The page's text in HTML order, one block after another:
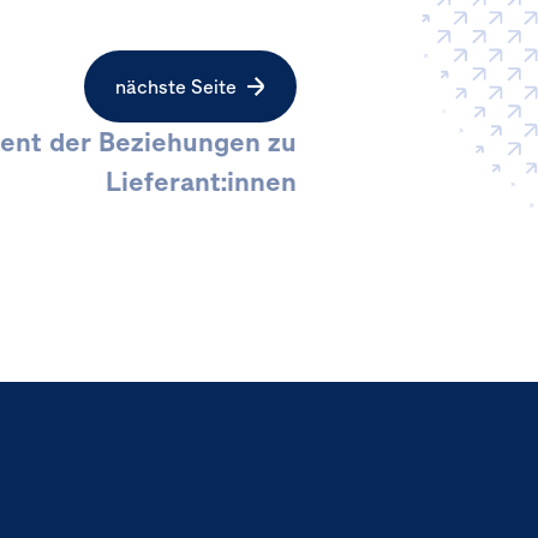
nächste Seite
der Beziehungen zu
Lieferant:innen